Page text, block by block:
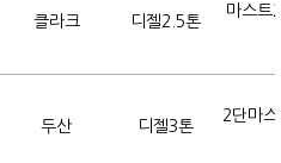
클라크 디젤2.5톤
마스트
두산 디젤3톤
2단마